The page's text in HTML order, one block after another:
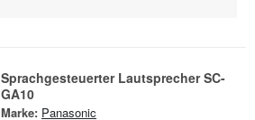
Sprachgesteuerter Lautsprecher SC-
GA10
Marke: Panasonic